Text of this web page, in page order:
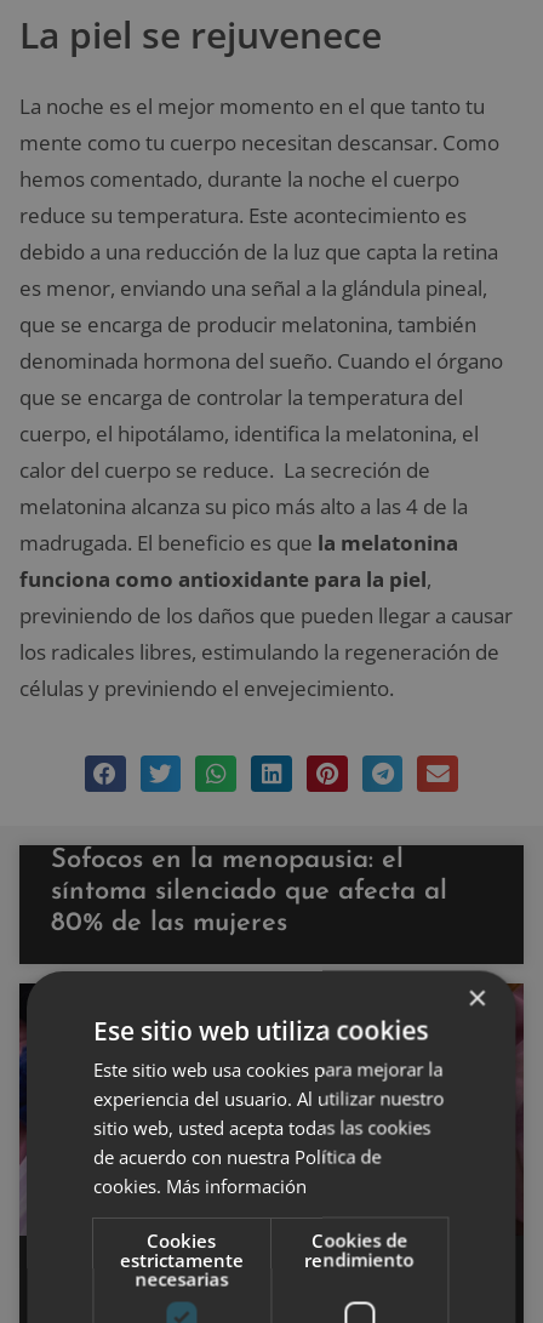
La piel se rejuvenece
La noche es el mejor momento en el que tanto tu
mente como tu cuerpo necesitan descansar. Como
hemos comentado, durante la noche el cuerpo
reduce su temperatura. Este acontecimiento es
debido a una reducción de la luz que capta la retina
es menor, enviando una señal a la glándula pineal,
que se encarga de producir melatonina, también
denominada hormona del sueño. Cuando el órgano
que se encarga de controlar la temperatura del
cuerpo, el hipotálamo, identifica la melatonina, el
calor del cuerpo se reduce. La secreción de
melatonina alcanza su pico más alto a las 4 de la
madrugada. El beneficio es que la melatonina
funciona como antioxidante para la piel,
previniendo de los daños que pueden llegar a causar
los radicales libres, estimulando la regeneración de
células y previniendo el envejecimiento.
Sofocos en la menopausia: el
síntoma silenciado que afecta al
80% de las mujeres
SALUD
Productos de cuidado personal
para el bienestar mental y
×
Ese sitio web utiliza cookies
Este sitio web usa cookies para mejorar la
experiencia del usuario. Al utilizar nuestro
sitio web, usted acepta todas las cookies
de acuerdo con nuestra Política de
cookies. Más información
Cookies
estrictamente
necesarias
Cookies de
rendimiento